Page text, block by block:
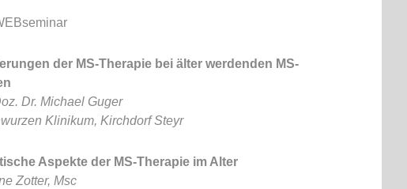
der MS-Therapie bei älter werdenden MS-
Dr. Michael Guger
Klinikum, Kirchdorf Steyr
Aspekte der MS-Therapie im Alter
Zotter, Msc